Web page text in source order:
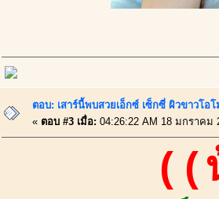
ตอบ: เสาร์นี้พบสวยเอ็กซ์ เซ็กซี่ ผิวขาวโ
« ตอบ #3 เมื่อ: 04:26:22 AM 18 มกราคม
((